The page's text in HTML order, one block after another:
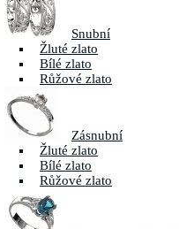
Snubní
Žluté zlato
Bílé zlato
Růžové zlato
Zásnubní
Žluté zlato
Bílé zlato
Růžové zlato